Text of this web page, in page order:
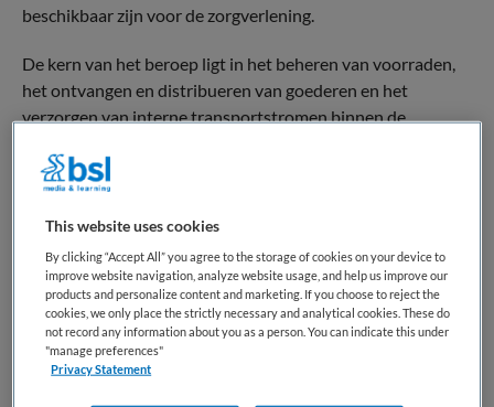
beschikbaar zijn voor de zorgverlening.
De kern van het beroep ligt in het beheren van voorraden,
het ontvangen en distribueren van goederen en het
verzorgen van interne transportstromen binnen de
hulpmiddelen, medicijnen, linnengoed en andere facilitaire
middelen. De medewerker werkt volgens vastgestelde
procedures en kwaliteitsnormen, waarbij nauwkeurigheid,
hygiëne en betrouwbaarheid van groot belang zijn.
Binnen het Nederlandse zorglandschap vervult de
medewerker logistiek een ondersteunende, maar essentiële
professionele rol. De functie maakt deel uit van de facilitaire
en organisatorische infrastructuur van de zorg en draagt
This website uses cookies
By clicking “Accept All” you agree to the storage of cookies on your device to
improve website navigation, analyze website usage, and help us improve our
products and personalize content and marketing. If you choose to reject the
cookies, we only place the strictly necessary and analytical cookies. These do
not record any information about you as a person. You can indicate this under
"manage preferences"
Privacy Statement